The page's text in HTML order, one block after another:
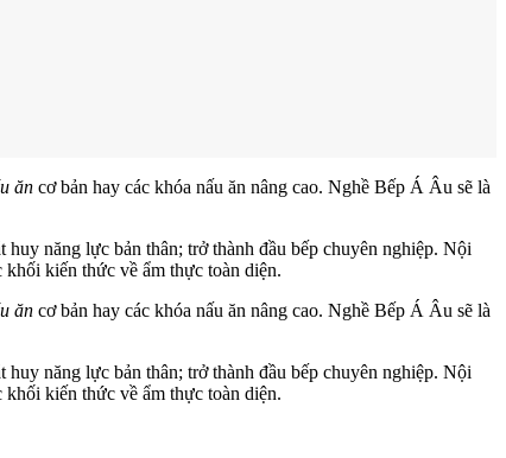
ăn cơ bản hay các khóa nấu ăn nâng cao. Nghề Bếp Á Âu sẽ là
năng lực bản thân; trở thành đầu bếp chuyên nghiệp. Nội
kiến thức về ẩm thực toàn diện.
ăn cơ bản hay các khóa nấu ăn nâng cao. Nghề Bếp Á Âu sẽ là
năng lực bản thân; trở thành đầu bếp chuyên nghiệp. Nội
kiến thức về ẩm thực toàn diện.